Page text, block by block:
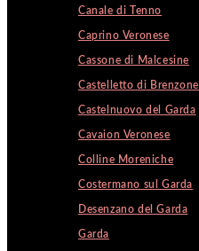
Canale di Tenno
Caprino Veronese
Cassone di Malcesine
Castelletto di Brenzone
Castelnuovo del Garda
Cavaion Veronese
Colline Moreniche
Costermano sul Garda
Desenzano del Garda
Garda